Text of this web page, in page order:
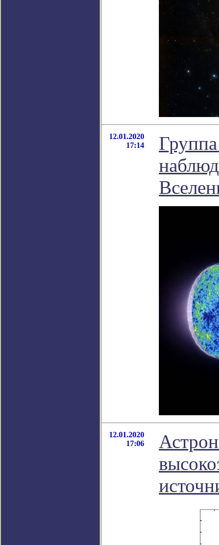
12.01.2020
17:14
12.01.2020
17:06